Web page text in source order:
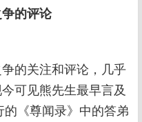
的评论
的关注和评论，几乎
可见熊先生最早言及
《尊闻录》中的答弟